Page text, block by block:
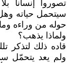
تصوروا إنسانا
سيتحمل حياته
حوله من وراءه
ولماذا يذهب؟
قاده ذلك لتذكر
ولم يعد يتحمّل